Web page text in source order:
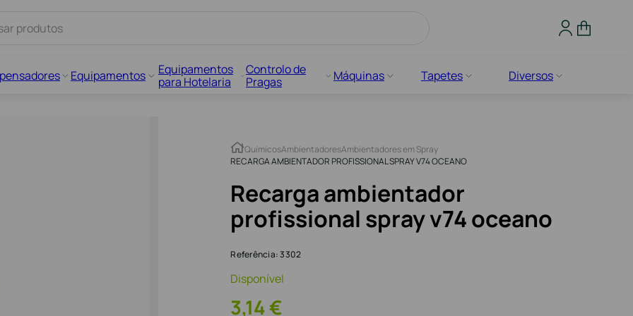
Equipamentos
Equipamentos
para Hotelaria
Controlo de
Pragas
Máquinas Tapetes Diversos
QuímicosAmbientadoresAmbientadores em Spray
RECARGA AMBIENTADOR PROFISSIONAL SPRAY V74 OCEANO
Recarga ambientador
profissional spray v74 oceano
Referência:3302
Disponível
3,14€